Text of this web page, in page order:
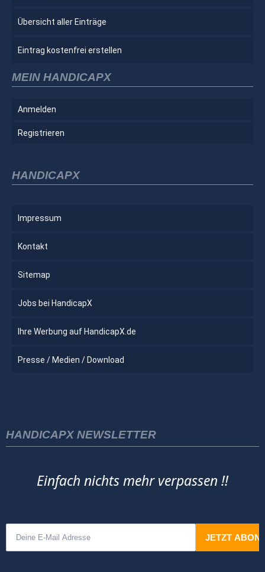
Übersicht aller Einträge
Eintrag kostenfrei erstellen
MEIN HANDICAPX
Anmelden
Registrieren
HANDICAPX
Impressum
Kontakt
Sitemap
Jobs bei HandicapX
Ihre Werbung auf HandicapX.de
Presse / Medien / Download
HANDICAPX NEWSLETTER
Einfach nichts mehr verpassen !!